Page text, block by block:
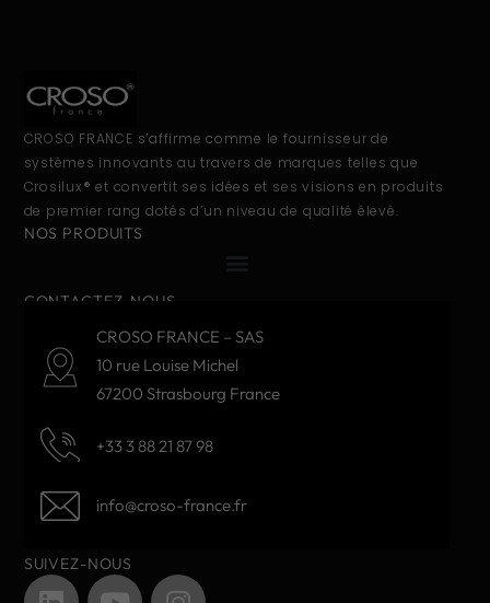
CROSO FRANCE s’affirme comme le fournisseur de
systèmes innovants au travers de marques telles que
Crosilux® et convertit ses idées et ses visions en produits
de premier rang dotés d’un niveau de qualité élevé.
NOS PRODUITS
CONTACTEZ-NOUS
CROSO FRANCE – SAS
10 rue Louise Michel
67200 Strasbourg France
+33 3 88 21 87 98
info@croso-france.fr
SUIVEZ-NOUS